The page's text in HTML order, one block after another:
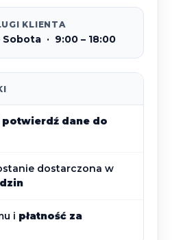
KLIENTA
Sobota · 9:00 – 18:00
potwierdź dane do
dostarczona w
i płatność za